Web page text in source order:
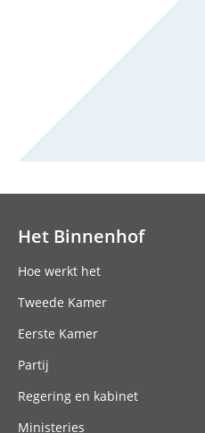
Het Binnenhof
Hoe werkt het
Tweede Kamer
Eerste Kamer
Partij
Regering en kabinet
Ministeries